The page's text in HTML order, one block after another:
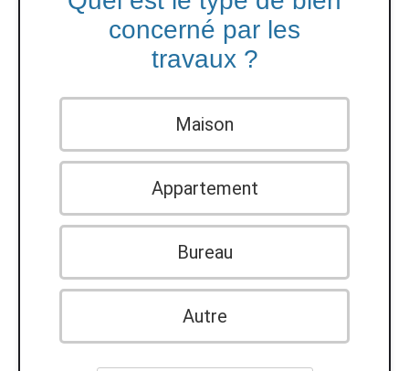
concerné par les
travaux ?
Maison
Appartement
Bureau
Autre